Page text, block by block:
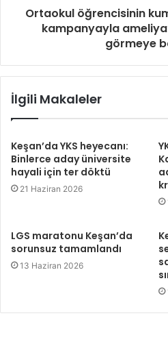
Ortaokul öğrencisinin
kampanyayla
görmeye
İlgili Makaleler
Keşan’da YKS heyecanı:
Binlerce aday üniversite
hayali için ter döktü
21 Haziran 2026
LGS maratonu Keşan’da
sorunsuz tamamlandı
13 Haziran 2026